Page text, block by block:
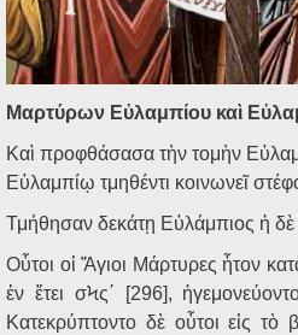
Μαρτύρων Εὐλαμπίου καὶ
Καὶ προφθάσασα τὴν τομὴν
Εὐλαμπίῳ τμηθέντι κοινωνεῖ
Τμήθησαν δεκάτῃ Εὐλάμπιος ἡ
Οὗτοι οἱ Ἅγιοι Μάρτυρες ἦτον
ἐν ἔτει σϞς΄ [296],
Κατεκρύπτοντο δὲ οὗτοι εἰς